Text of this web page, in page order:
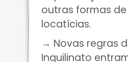
outras formas
locatícias.
→ Novas regras
Inquilinato